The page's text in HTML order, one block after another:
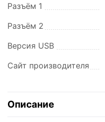
Разъём 1
Разъём 2
Версия USB
Сайт производителя
Описание